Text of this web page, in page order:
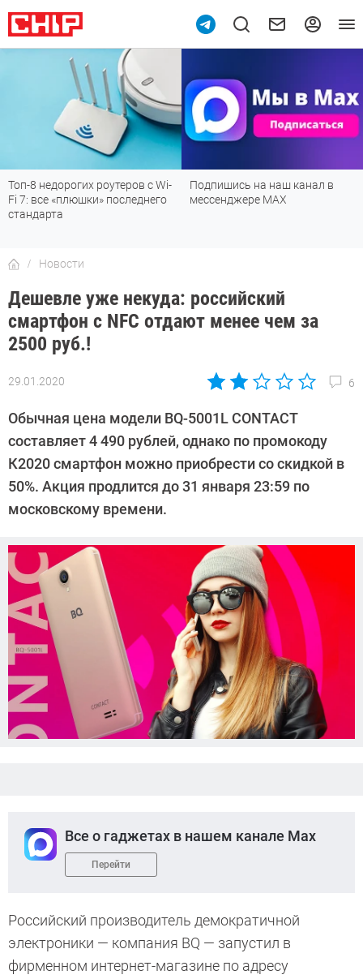
Топ-8 недорогих роутеров с Wi-
Fi 7: все «плюшки» последнего
стандарта
Подпишись на наш канал в
мессенджере МАХ
Новости
Дешевле уже некуда: российский
смартфон с NFC отдают менее чем за
2500 руб.!
29.01.2020 6
Автор:
Кошик
Обычная цена модели BQ-5001L CONTACT
составляет 4 490 рублей, однако по промокоду
К2020 смартфон можно приобрести со скидкой в
50%. Акция продлится до 31 января 23:59 по
московскому времени.
Все о гаджетах в нашем канале Max
Перейти
Российский производитель демократичной
электроники — компания BQ — запустил в
фирменном интернет-магазине по адресу